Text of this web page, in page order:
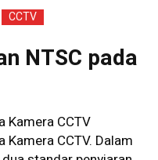
CCTV
NTSC pada
Kamera CCTV
Kamera CCTV. Dalam